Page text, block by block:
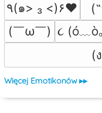
٩(๑> ₃ <)۶♥
(￣ω￣﻿) ૮ (ó﹏ò
(
Więcej Emotikonów ▸▸